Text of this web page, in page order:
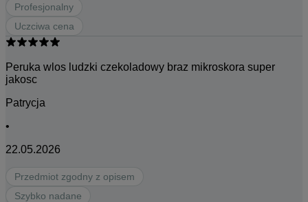
Profesjonalny
Uczciwa cena
Peruka wlos ludzki czekoladowy braz mikroskora super
jakosc
Patrycja
•
22.05.2026
Przedmiot zgodny z opisem
Szybko nadane